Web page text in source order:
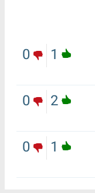
1
0
2
0
1
0